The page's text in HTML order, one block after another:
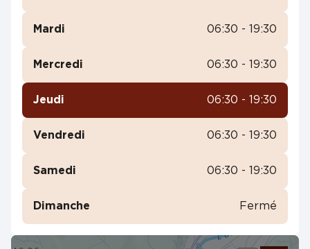
Mardi 06:30 - 19:30
Mercredi 06:30 - 19:30
Jeudi 06:30 - 19:30
Vendredi 06:30 - 19:30
Samedi 06:30 - 19:30
Dimanche Fermé